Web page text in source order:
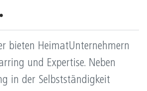
bieten HeimatUnternehmern
und Expertise. Neben
in der Selbstständigkeit